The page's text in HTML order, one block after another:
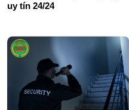
uy tín 24/24